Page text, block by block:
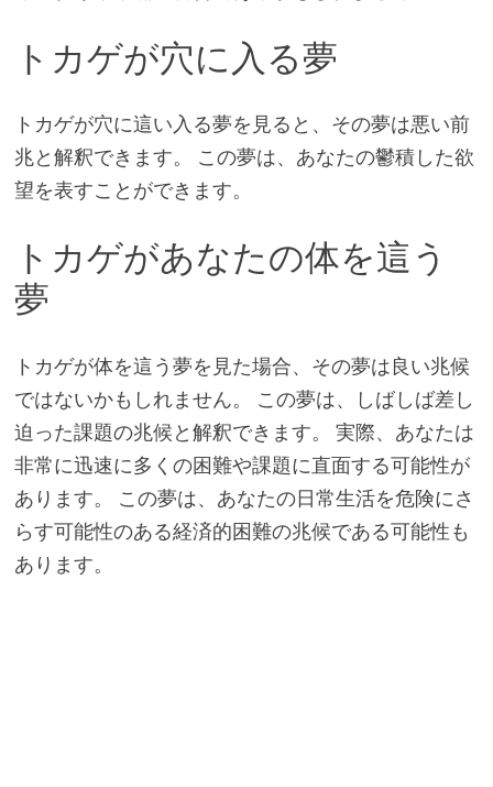
トカゲが穴に入る夢
トカゲが穴に這い入る夢を見ると、その夢は悪い前
兆と解釈できます。 この夢は、あなたの鬱積した欲
望を表すことができます。
トカゲがあなたの体を這う
夢
トカゲが体を這う夢を見た場合、その夢は良い兆候
ではないかもしれません。 この夢は、しばしば差し
迫った課題の兆候と解釈できます。 実際、あなたは
非常に迅速に多くの困難や課題に直面する可能性が
あります。 この夢は、あなたの日常生活を危険にさ
らす可能性のある経済的困難の兆候である可能性も
あります。